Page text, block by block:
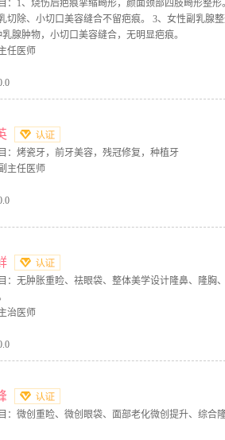
：1、烧伤后疤痕挛缩畸形，颜面颈部四肢畸形整形
切除、小切口美容缝合不留疤痕。 3、女性副乳腺
腺肿物，小切口美容缝合，无明显疤痕。
任医师
：烤瓷牙，前牙美容，残冠修复，种植牙
主任医师
：无肿胀重睑、祛眼袋、整体美学设计隆鼻、隆胸
治医师
：微创重睑、微创眼袋、面部老化微创提升、综合